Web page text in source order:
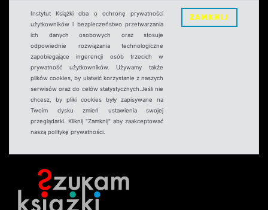
Instytut Książki dba o ochronę prywatności
użytkowników i bezpieczeństwo przetwarzania
ich danych osobowych oraz stosuje
odpowiednie rozwiązania technologiczne
zapobiegające ingerencji osób trzecich w
prywatność użytkowników. Używamy także
plików cookies, by ułatwić korzystanie z naszych
serwisów oraz do celów statystycznych.Jeśli nie
chcesz, by pliki cookies były zapisywane na
Twoim dysku zmień ustawienia swojej
przeglądarki. Kliknij "Zamknij" aby zaakceptować
naszą politykę prywatności.
ZAMKNIJ